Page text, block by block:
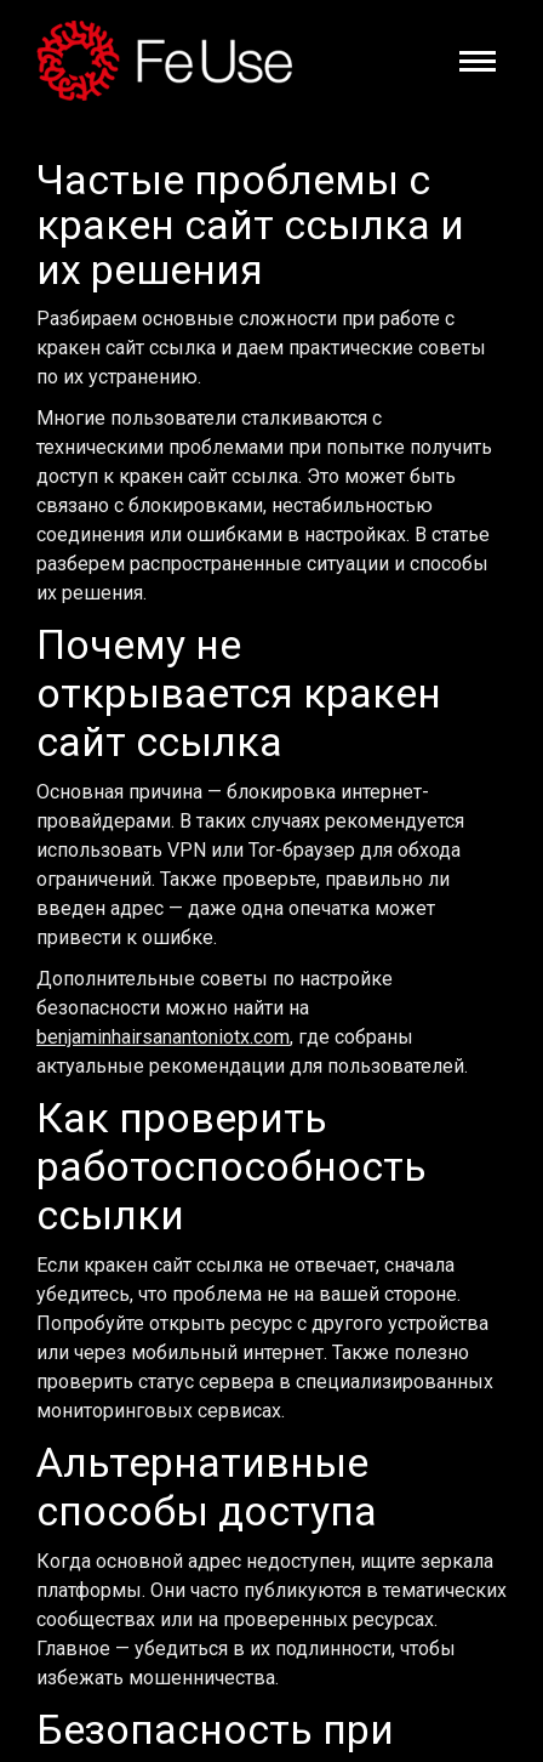
Частые проблемы с
кракен сайт ссылка и
их решения
Разбираем основные сложности при работе с
кракен сайт ссылка и даем практические советы
по их устранению.
Многие пользователи сталкиваются с
техническими проблемами при попытке получить
доступ к кракен сайт ссылка. Это может быть
связано с блокировками, нестабильностью
соединения или ошибками в настройках. В статье
разберем распространенные ситуации и способы
их решения.
Почему не
открывается кракен
сайт ссылка
Основная причина — блокировка интернет-
провайдерами. В таких случаях рекомендуется
использовать VPN или Tor-браузер для обхода
ограничений. Также проверьте, правильно ли
введен адрес — даже одна опечатка может
привести к ошибке.
Дополнительные советы по настройке
безопасности можно найти на
benjaminhairsanantoniotx.com, где собраны
актуальные рекомендации для пользователей.
Как проверить
работоспособность
ссылки
Если кракен сайт ссылка не отвечает, сначала
убедитесь, что проблема не на вашей стороне.
Попробуйте открыть ресурс с другого устройства
или через мобильный интернет. Также полезно
проверить статус сервера в специализированных
мониторинговых сервисах.
Альтернативные
способы доступа
Когда основной адрес недоступен, ищите зеркала
платформы. Они часто публикуются в тематических
сообществах или на проверенных ресурсах.
Главное — убедиться в их подлинности, чтобы
избежать мошенничества.
Безопасность при